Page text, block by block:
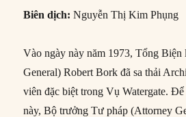
Biên dịch: Nguyễn Thị Kim Phụng
Vào ngày này năm 1973, Tổng
General) Robert Bork đã sa thải
viên đặc biệt trong Vụ Watergate.
này, Bộ trưởng Tư pháp (Attorney